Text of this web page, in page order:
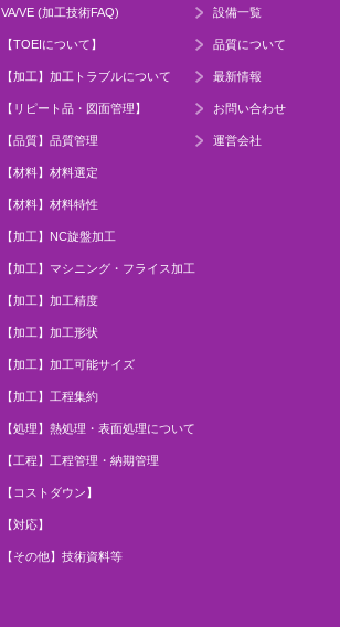
VA/VE (加工技術FAQ)
【TOEIについて】
【加工】加工トラブルについて
【リピート品・図面管理】
【品質】品質管理
【材料】材料選定
【材料】材料特性
【加工】NC旋盤加工
【加工】マシニング・フライス加工
【加工】加工精度
【加工】加工形状
【加工】加工可能サイズ
【加工】工程集約
【処理】熱処理・表面処理について
【工程】工程管理・納期管理
【コストダウン】
【対応】
【その他】技術資料等
設備一覧
品質について
最新情報
お問い合わせ
運営会社